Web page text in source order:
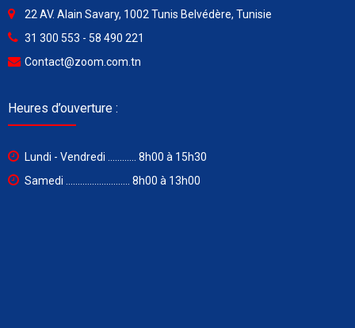
22 AV. Alain Savary, 1002 Tunis Belvédère, Tunisie
31 300 553 - 58 490 221
Contact@zoom.com.tn
Heures d’ouverture :
Lundi - Vendredi ............ 8h00 à 15h30
Samedi ........................... 8h00 à 13h00